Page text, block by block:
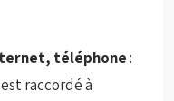
téléphone:
raccordé à